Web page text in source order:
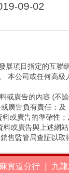
09-02
展項目指定的互聯
本公司或任何高級
或廣告的內容 (不
廣告負有責任；及
或廣告的準確性；
料或廣告與上述網
售監管局查証以取
實道分行 九